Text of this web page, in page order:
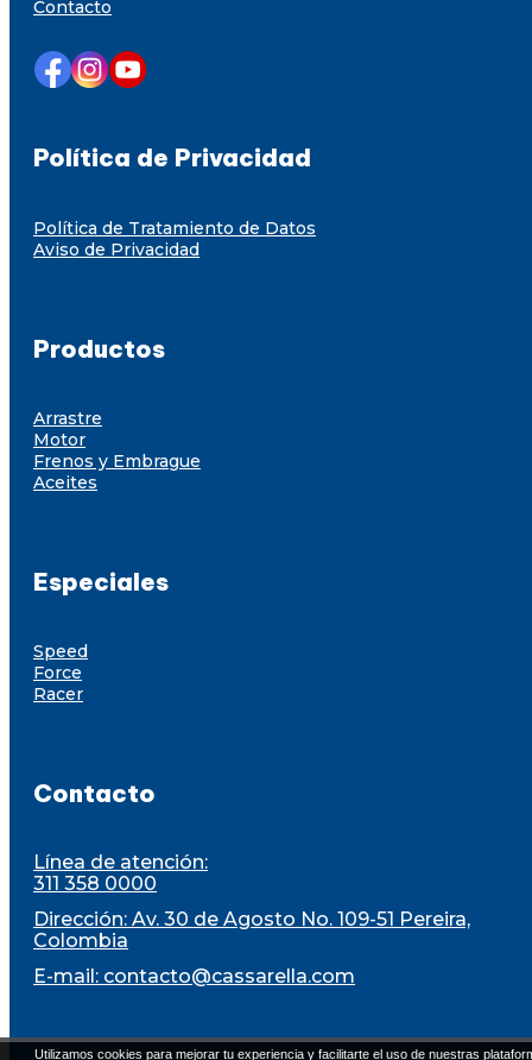
Contacto
Política de Privacidad
Política de Tratamiento de Datos
Aviso de Privacidad
Productos
Arrastre
Motor
Frenos y Embrague
Aceites
Especiales
Speed
Force
Racer
Contacto
Línea de atención:
311 358 0000
Dirección: Av. 30 de Agosto No. 109-51 Pereira,
Colombia
E-mail: contacto@cassarella.com
Utilizamos cookies para mejorar tu experiencia y facilitarte el uso de nuestras